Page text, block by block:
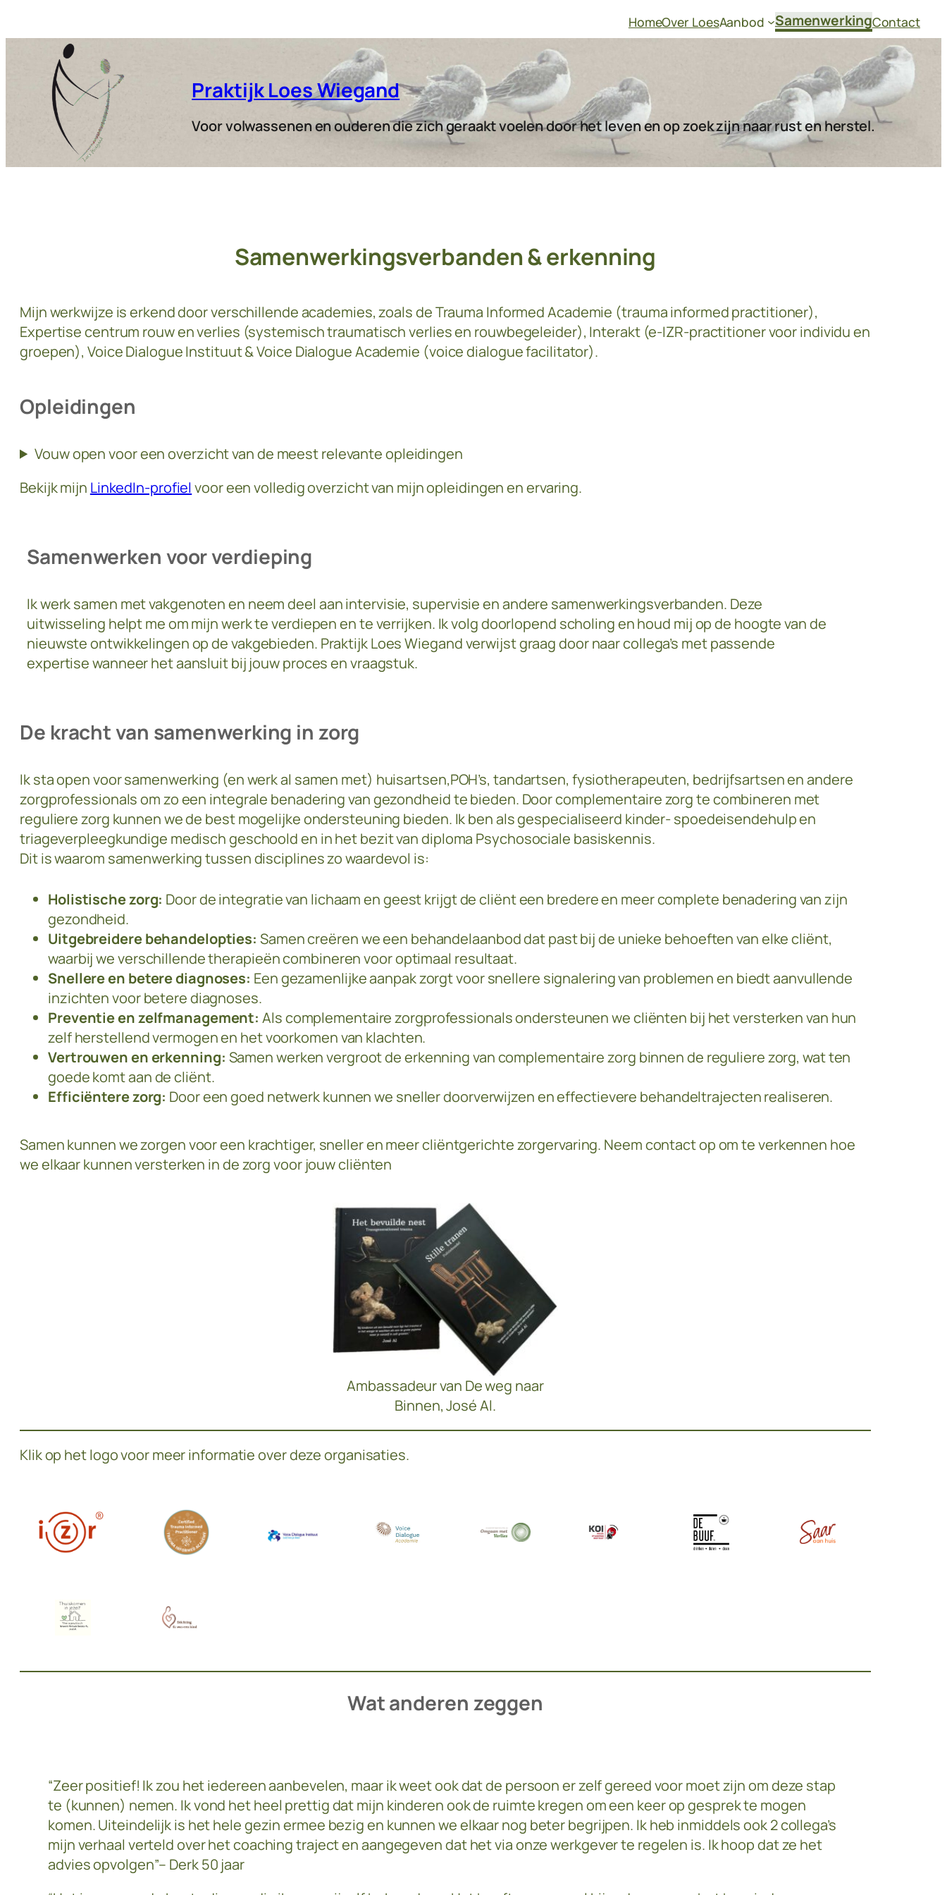
HomeOver LoesAanbod SamenwerkingContact
Praktijk Loes Wiegand
Voor volwassenen en ouderen die zich geraakt voelen door het leven en op zoek zijn naar rust en herstel.
Samenwerkingsverbanden & erkenning
Mijn werkwijze is erkend door verschillende academies, zoals de Trauma Informed Academie (trauma informed practitioner),
Expertise centrum rouw en verlies (systemisch traumatisch verlies en rouwbegeleider), Interakt (e-IZR-practitioner voor individu en
groepen), Voice Dialogue Instituut & Voice Dialogue Academie (voice dialogue facilitator).
Opleidingen
Vouw open voor een overzicht van de meest relevante opleidingen
Bekijk mijn LinkedIn-profiel voor een volledig overzicht van mijn opleidingen en ervaring.
Samenwerken voor verdieping
Ik werk samen met vakgenoten en neem deel aan intervisie, supervisie en andere samenwerkingsverbanden. Deze
uitwisseling helpt me om mijn werk te verdiepen en te verrijken. Ik volg doorlopend scholing en houd mij op de hoogte van de
nieuwste ontwikkelingen op de vakgebieden. Praktijk Loes Wiegand verwijst graag door naar collega’s met passende
expertise wanneer het aansluit bij jouw proces en vraagstuk.
De kracht van samenwerking in zorg
Ik sta open voor samenwerking (en werk al samen met) huisartsen,POH’s, tandartsen, fysiotherapeuten, bedrijfsartsen en andere
zorgprofessionals om zo een integrale benadering van gezondheid te bieden. Door complementaire zorg te combineren met
reguliere zorg kunnen we de best mogelijke ondersteuning bieden. Ik ben als gespecialiseerd kinder- spoedeisendehulp en
triageverpleegkundige medisch geschoold en in het bezit van diploma Psychosociale basiskennis.
Dit is waarom samenwerking tussen disciplines zo waardevol is:
Holistische zorg: Door de integratie van lichaam en geest krijgt de cliënt een bredere en meer complete benadering van zijn
gezondheid.
Uitgebreidere behandelopties: Samen creëren we een behandelaanbod dat past bij de unieke behoeften van elke cliënt,
waarbij we verschillende therapieën combineren voor optimaal resultaat.
Snellere en betere diagnoses: Een gezamenlijke aanpak zorgt voor snellere signalering van problemen en biedt aanvullende
inzichten voor betere diagnoses.
Preventie en zelfmanagement: Als complementaire zorgprofessionals ondersteunen we cliënten bij het versterken van hun
zelf herstellend vermogen en het voorkomen van klachten.
Vertrouwen en erkenning: Samen werken vergroot de erkenning van complementaire zorg binnen de reguliere zorg, wat ten
goede komt aan de cliënt.
Efficiëntere zorg: Door een goed netwerk kunnen we sneller doorverwijzen en effectievere behandeltrajecten realiseren.
Samen kunnen we zorgen voor een krachtiger, sneller en meer cliëntgerichte zorgervaring. Neem contact op om te verkennen hoe
we elkaar kunnen versterken in de zorg voor jouw cliënten
Ambassadeur van De weg naar
Binnen, José Al.
Klik op het logo voor meer informatie over deze organisaties.
Wat anderen zeggen
“Zeer positief! Ik zou het iedereen aanbevelen, maar ik weet ook dat de persoon er zelf gereed voor moet zijn om deze stap
te (kunnen) nemen. Ik vond het heel prettig dat mijn kinderen ook de ruimte kregen om een keer op gesprek te mogen
komen. Uiteindelijk is het hele gezin ermee bezig en kunnen we elkaar nog beter begrijpen. Ik heb inmiddels ook 2 collega’s
mijn verhaal verteld over het coaching traject en aangegeven dat het via onze werkgever te regelen is. Ik hoop dat ze het
advies opvolgen”– Derk 50 jaar